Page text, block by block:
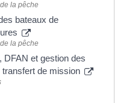
la pêche
bateaux de
la pêche
DFAN et gestion des
de mission